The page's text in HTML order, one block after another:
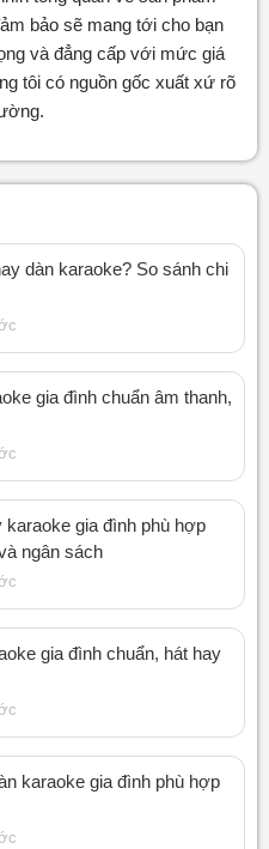
bảo sẽ mang tới cho bạn
và đẳng cấp với mức giá
tôi có nguồn gốc xuất xứ rõ
dàn karaoke? So sánh chi
gia đình chuẩn âm thanh,
gia đình phù hợp
ngân sách
gia đình chuẩn, hát hay
karaoke gia đình phù hợp